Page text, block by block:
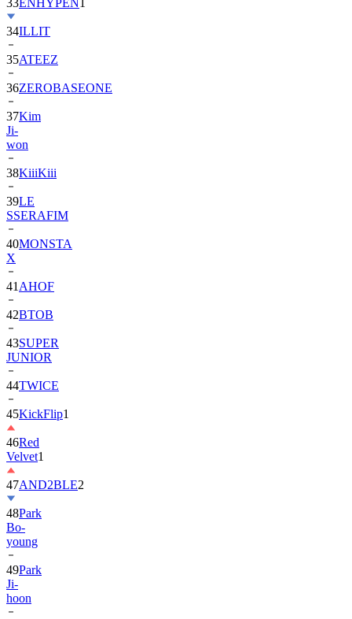
33ENHYPEN
34ILLIT
35ATEEZ
36ZEROBASEONE
37Kim
Ji-
won
38KiiiKiii
39LE
SSERAFIM
40MONSTA
X
41 AHOF
42BTOB
43SUPER
JUNIOR
44TWICE
45KickFlip1
46Red
Velvet1
47AND2BLE2
48Park
Bo-
young
49Park
Ji-
hoon